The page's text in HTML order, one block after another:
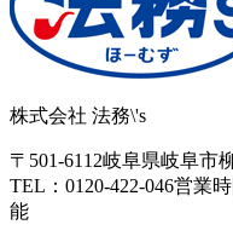
株式会社 法務\'s
〒501-6112岐阜県岐阜市
TEL：0120-422-046営業
能